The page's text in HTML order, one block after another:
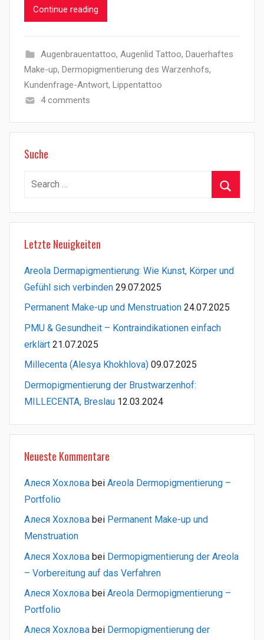
Continue reading
Augenbrauentattoo, Augenlid Tattoo, Dauerhaftes
Make-up, Dermopigmentierung des Warzenhofs,
Kundenfrage-Antwort, Lippentattoo
4 comments
Suche
Search
Letzte Neuigkeiten
Areola Dermapigmentierung: Wie Kunst, Körper und
Gefühl sich verbinden 29.07.2025
Permanent Make-up und Menstruation 24.07.2025
PMU & Gesundheit – Kontraindikationen einfach
erklärt 21.07.2025
Millecenta (Alesya Khokhlova) 09.07.2025
Dermopigmentierung der Brustwarzenhof:
MILLECENTA, Breslau 12.03.2024
Neueste Kommentare
Алеся Хохлова bei Areola Dermopigmentierung –
Portfolio
Алеся Хохлова bei Permanent Make-up und
Menstruation
Алеся Хохлова bei Dermopigmentierung der Areola
– Vorbereitung auf das Verfahren
Алеся Хохлова bei Areola Dermopigmentierung –
Portfolio
Алеся Хохлова bei Dermopigmentierung der